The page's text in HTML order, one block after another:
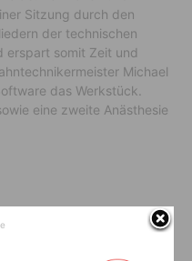
Sitzung durch den
der technischen
erspart somit Zeit und
Michael
das Werkstück.
eine zweite Anästhesie